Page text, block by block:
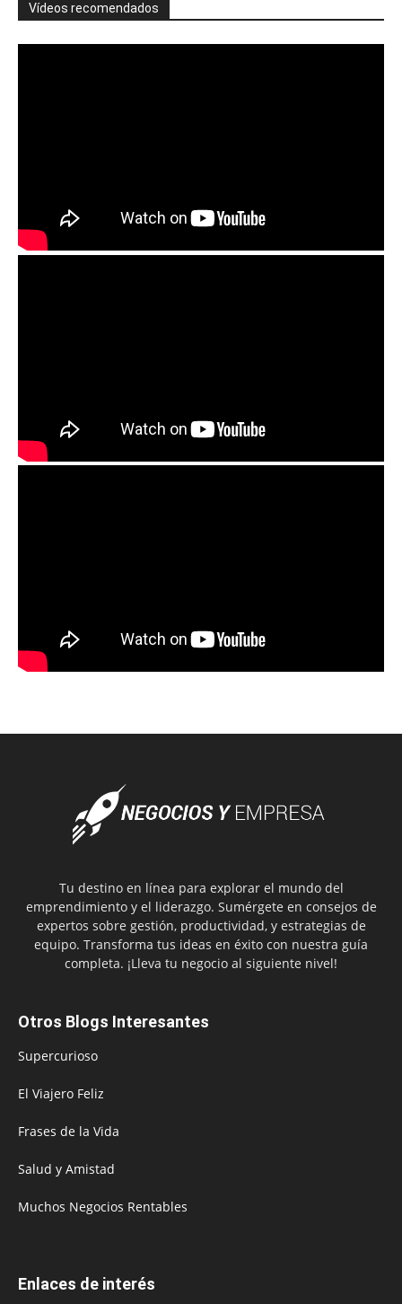
Vídeos recomendados
Tu destino en línea para explorar el mundo del
emprendimiento y el liderazgo. Sumérgete en consejos de
expertos sobre gestión, productividad, y estrategias de
equipo. Transforma tus ideas en éxito con nuestra guía
completa. ¡Lleva tu negocio al siguiente nivel!
Otros Blogs Interesantes
Supercurioso
El Viajero Feliz
Frases de la Vida
Salud y Amistad
Muchos Negocios Rentables
Enlaces de interés